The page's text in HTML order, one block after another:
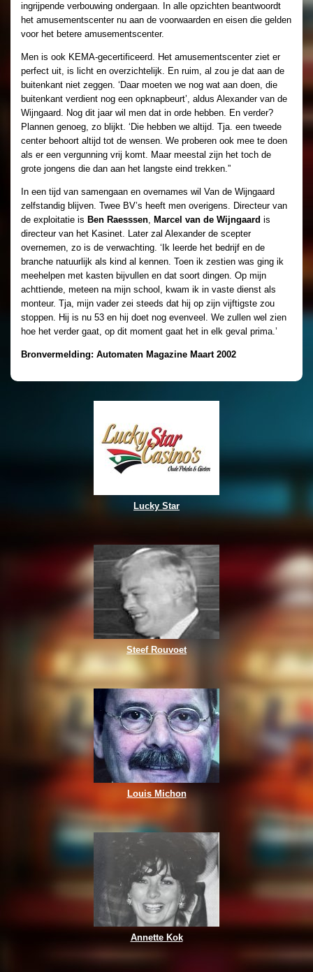
ingrijpende verbouwing ondergaan. In alle opzichten beantwoordt
het amusementscenter nu aan de voorwaarden en eisen die gelden
voor het betere amusementscenter.
Men is ook KEMA-gecertificeerd. Het amusementscenter ziet er
perfect uit, is licht en overzichtelijk. En ruim, al zou je dat aan de
buitenkant niet zeggen. ‘Daar moeten we nog wat aan doen, die
buitenkant verdient nog een opknapbeurt’, aldus Alexander van de
Wijngaard. Nog dit jaar wil men dat in orde hebben. En verder?
Plannen genoeg, zo blijkt. ‘Die hebben we altijd. Tja. een tweede
center behoort altijd tot de wensen. We proberen ook mee te doen
als er een vergunning vrij komt. Maar meestal zijn het toch de
grote jongens die dan aan het langste eind trekken.”
In een tijd van samengaan en overnames wil Van de Wijngaard
zelfstandig blijven. Twee BV’s heeft men overigens. Directeur van
de exploitatie is Ben Raesssen, Marcel van de Wijngaard is
directeur van het Kasinet. Later zal Alexander de scepter
overnemen, zo is de verwachting. ‘Ik leerde het bedrijf en de
branche natuurlijk als kind al kennen. Toen ik zestien was ging ik
meehelpen met kasten bijvullen en dat soort dingen. Op mijn
achttiende, meteen na mijn school, kwam ik in vaste dienst als
monteur. Tja, mijn vader zei steeds dat hij op zijn vijftigste zou
stoppen. Hij is nu 53 en hij doet nog evenveel. We zullen wel zien
hoe het verder gaat, op dit moment gaat het in elk geval prima.’
Bronvermelding: Automaten Magazine Maart 2002
Lucky Star
Steef Rouvoet
Louis Michon
Annette Kok